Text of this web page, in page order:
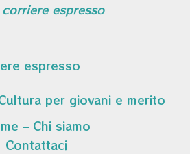
espresso
– Chi siamo
Contattaci